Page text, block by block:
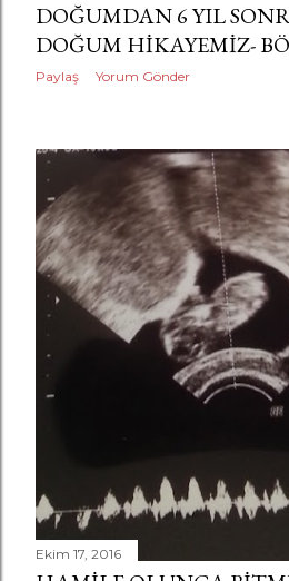
DOĞUMDAN 6 YIL
DOĞUM HIKAYEMIZ-
Paylaş Yorum Gönder
Ekim 17, 2016